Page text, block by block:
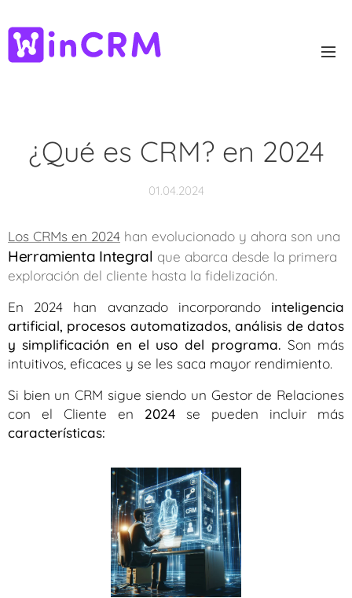
¿Qué es CRM? en 2024
01.04.2024
Los CRMs en 2024 han evolucionado y ahora son una
Herramienta Integral que abarca desde la primera
exploración del cliente hasta la fidelización.
En 2024 han avanzado incorporando inteligencia
artificial, procesos automatizados, análisis de datos
y simplificación en el uso del programa. Son más
intuitivos, eficaces y se les saca mayor rendimiento.
Si bien un CRM sigue siendo un Gestor de Relaciones
con el Cliente en 2024 se pueden incluir más
características: